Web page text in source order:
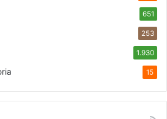
651
253
1.930
15